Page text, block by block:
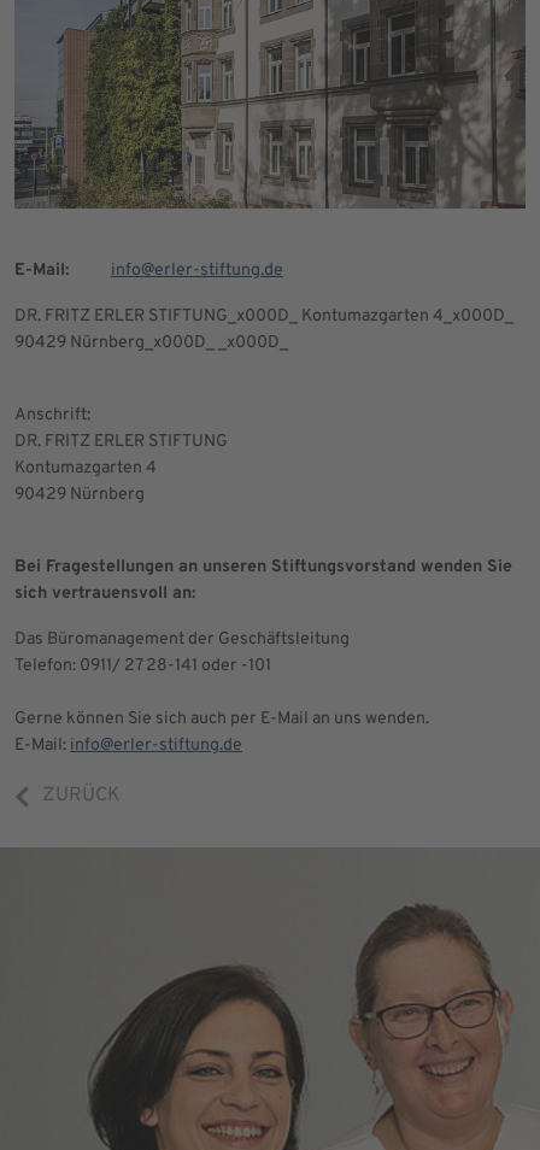
E-Mail: info@erler-stiftung.de
DR. FRITZ ERLER STIFTUNG_x000D_ Kontumazgarten 4_x000D_
90429 Nürnberg_x000D_ _x000D_
Anschrift:
DR. FRITZ ERLER STIFTUNG
Kontumazgarten 4
90429 Nürnberg
Bei Fragestellungen an unseren Stiftungsvorstand wenden Sie
sich vertrauensvoll an:
Das Büromanagement der Geschäftsleitung
Telefon: 0911/ 27 28-141 oder -101
Gerne können Sie sich auch per E-Mail an uns wenden.
E-Mail: info@erler-stiftung.de
ZURÜCK